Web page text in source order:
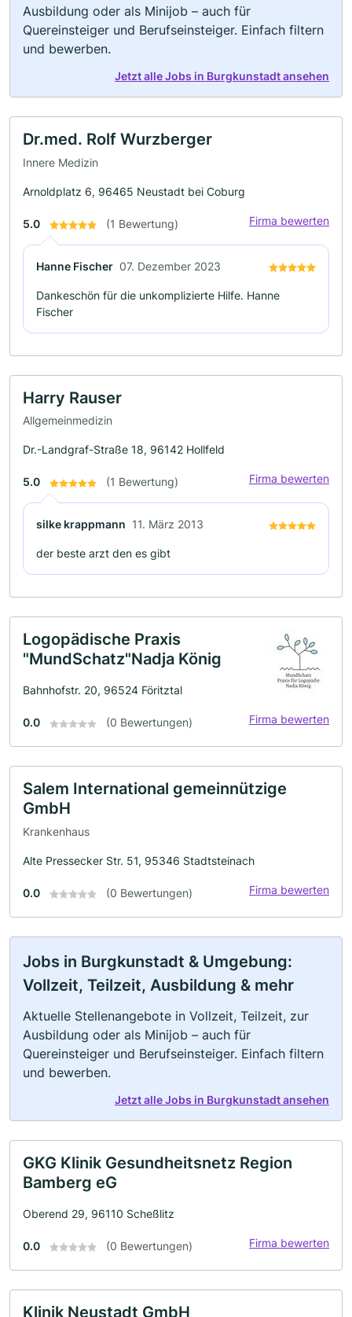
Ausbildung oder als Minijob – auch für
Quereinsteiger und Berufseinsteiger. Einfach filtern
und bewerben.
Jetzt alle Jobs in Burgkunstadt ansehen
Dr.med. Rolf Wurzberger
Innere Medizin
Arnoldplatz 6, 96465 Neustadt bei Coburg
5.0 (1 Bewertung) Firma bewerten
Hanne Fischer 07. Dezember 2023
Dankeschön für die unkomplizierte Hilfe. Hanne
Fischer
Harry Rauser
Allgemeinmedizin
Dr.-Landgraf-Straße 18, 96142 Hollfeld
5.0 (1 Bewertung) Firma bewerten
silke krappmann 11. März 2013
der beste arzt den es gibt
Logopädische Praxis
"MundSchatz"Nadja König
Bahnhofstr. 20, 96524 Föritztal
0.0 (0 Bewertungen) Firma bewerten
Salem International gemeinnützige
GmbH
Krankenhaus
Alte Pressecker Str. 51, 95346 Stadtsteinach
0.0 (0 Bewertungen) Firma bewerten
Jobs in Burgkunstadt & Umgebung:
Vollzeit, Teilzeit, Ausbildung & mehr
Aktuelle Stellenangebote in Vollzeit, Teilzeit, zur
Ausbildung oder als Minijob – auch für
Quereinsteiger und Berufseinsteiger. Einfach filtern
und bewerben.
Jetzt alle Jobs in Burgkunstadt ansehen
GKG Klinik Gesundheitsnetz Region
Bamberg eG
Oberend 29, 96110 Scheßlitz
0.0 (0 Bewertungen) Firma bewerten
Klinik Neustadt GmbH